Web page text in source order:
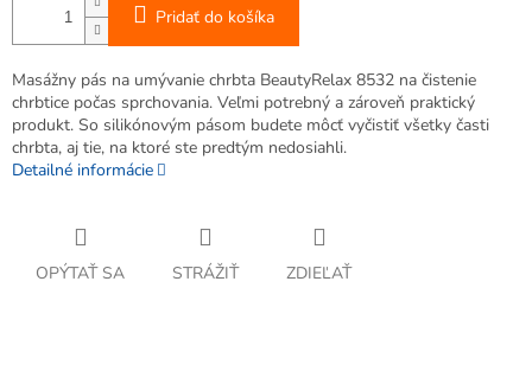
Pridať do košíka
Masážny pás na umývanie chrbta BeautyRelax 8532 na čistenie
chrbtice počas sprchovania. Veľmi potrebný a zároveň praktický
produkt. So silikónovým pásom budete môcť vyčistiť všetky časti
chrbta, aj tie, na ktoré ste predtým nedosiahli.
Detailné informácie
OPÝTAŤ SA STRÁŽIŤ ZDIEĽAŤ